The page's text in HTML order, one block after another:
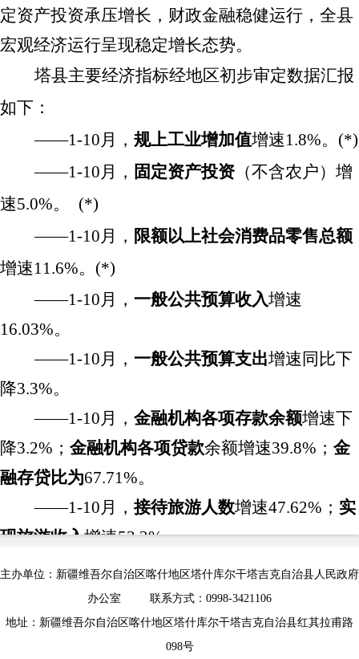
定资产投资承压增长，财政金融稳健运行，全县
宏观经济运行呈现稳定增长态势。
塔县主要经济指标经地区初步审定数据汇报
如下：
——1-10月， 规上工业增加值增速1.8%。 (*)
——1-10月 ， 固定资产投资（不含农户） 增
速5.0%。
(*)
——1-10月 ， 限额以上社会消费品零售总额
增速11.6%。 (*)
——1-10月 ， 一般公共预算收入增速
16.03%。
——1-10月 ， 一般公共预算支出增速 同比下
降3.3%。
——1-10月， 金融机构各项存款余额增速下
降3.2% ； 金融机构各项贷款余额增速39.8% ； 金
融存贷比为67.71%。
——1-10月 ， 接待旅游人数增速47.62% ； 实
现旅游收入增速53.2%。
——1-10月，外贸进出口总值完成贸易额增
——1-10月，招商引资区外到位资金增速
主办单位：新疆维吾尔自治区喀什地区塔什库尔干塔吉克自治县人民政府
办公室 联系方式：0998-3421106
地址：新疆维吾尔自治区喀什地区塔什库尔干塔吉克自治县红其拉甫路
098号